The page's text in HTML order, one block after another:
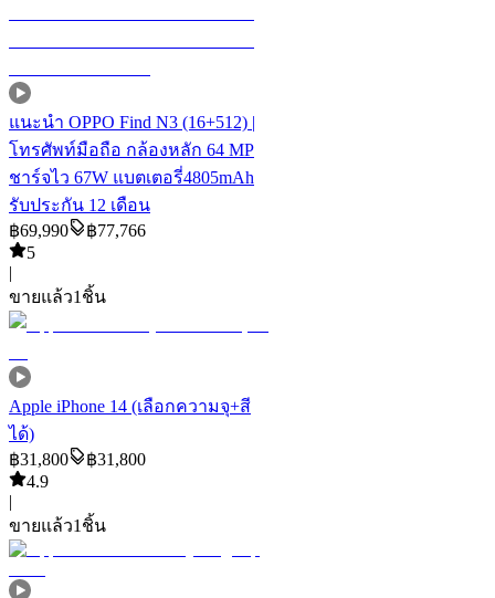
แนะนำ OPPO Find N3 (16+512) |
โทรศัพท์มือถือ กล้องหลัก 64 MP
ชาร์จไว 67W แบตเตอรี่4805mAh
รับประกัน 12 เดือน
฿69,990 ฿77,766
5
|
ขายแล้ว1 ชิ้น
Apple iPhone 14 (เลือกความจุ+สี
ได้)
฿31,800 ฿31,800
4.9
|
ขายแล้ว1 ชิ้น